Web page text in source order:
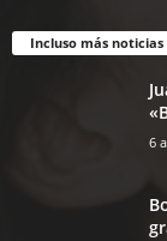
Incluso más noticias
6